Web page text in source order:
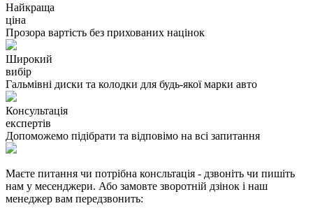
Найкраща
ціна
Прозора вартість без прихованих націнок
Широкий
вибір
Гальмівні диски та колодки для будь-якої марки авто
Консультація
експертів
Допоможемо підібрати та відповімо на всі запитання
Маєте питання чи потрібна консльтація - дзвоніть чи пишіть
нам у месенджери. Або замовте зворотній дзінок і наш
менеджер вам передзвонить: